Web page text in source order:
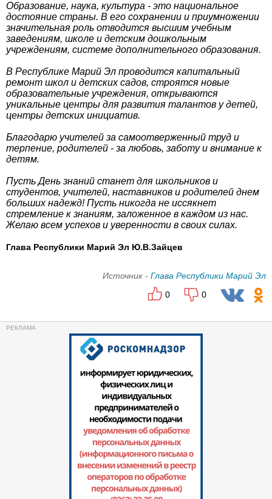
Образование, наука, культура - это национальное
достояние страны. В его сохранении и приумножении
значительная роль отводится высшим учебным
заведениям, школе и детским дошкольным
учреждениям, системе дополнительного образования.
В Республике Марий Эл проводится капитальный
ремонт школ и детских садов, строятся новые
образовательные учреждения, открываются
уникальные центры для развития талантов у детей,
центры детских инициатив.
Благодарю учителей за самоотверженный труд и
терпение, родителей - за любовь, заботу и внимание к
детям.
Пусть День знаний станет для школьников и
студентов, учителей, наставников и родителей днем
больших надежд! Пусть никогда не иссякнет
стремление к знаниям, заложенное в каждом из нас.
Желаю всем успехов и уверенности в своих силах.
Глава Республики Марий Эл Ю.В.Зайцев
Источник - Глава Республики Марий Эл
0
0